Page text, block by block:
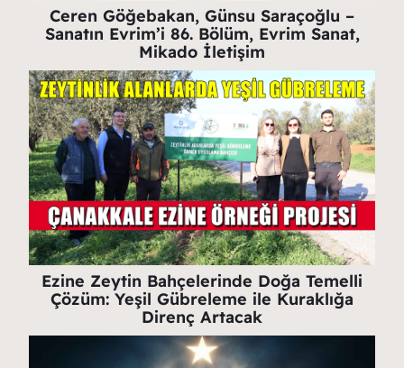
Ceren Göğebakan, Günsu Saraçoğlu –
Sanatın Evrim’i 86. Bölüm, Evrim Sanat,
Mikado İletişim
Ezine Zeytin Bahçelerinde Doğa Temelli
Çözüm: Yeşil Gübreleme ile Kuraklığa
Direnç Artacak